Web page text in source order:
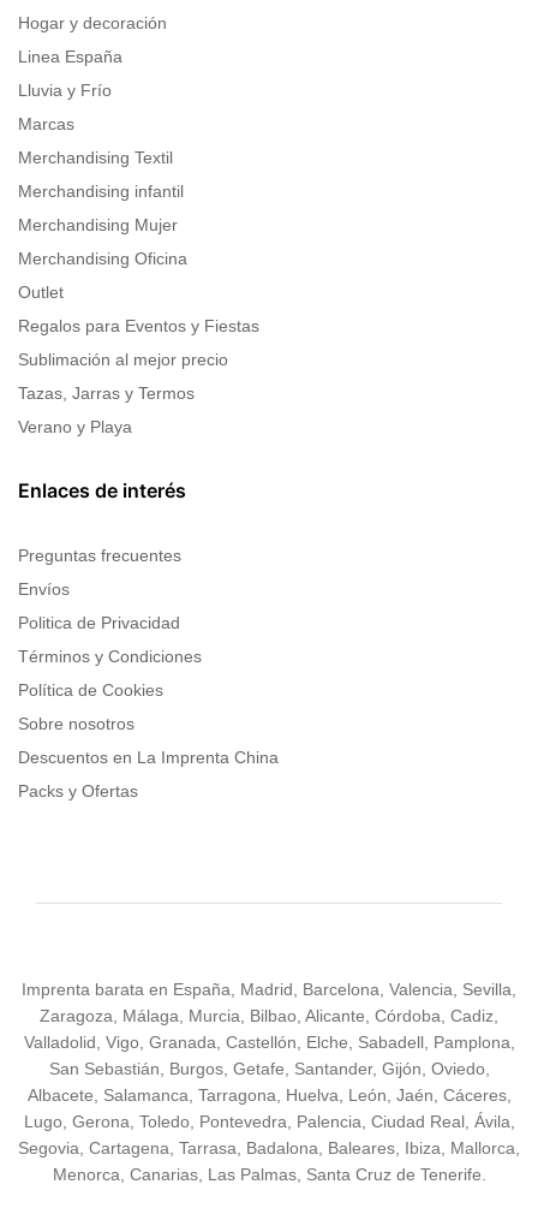
Hogar y decoración
Linea España
Lluvia y Frío
Marcas
Merchandising Textil
Merchandising infantil
Merchandising Mujer
Merchandising Oficina
Outlet
Regalos para Eventos y Fiestas
Sublimación al mejor precio
Tazas, Jarras y Termos
Verano y Playa
Enlaces de interés
Preguntas frecuentes
Envíos
Politica de Privacidad
Términos y Condiciones
Política de Cookies
Sobre nosotros
Descuentos en La Imprenta China
Packs y Ofertas
Imprenta barata en España, Madrid, Barcelona, Valencia, Sevilla,
Zaragoza, Málaga, Murcia, Bilbao, Alicante, Córdoba, Cadiz,
Valladolid, Vigo, Granada, Castellón, Elche, Sabadell, Pamplona,
San Sebastián, Burgos, Getafe, Santander, Gijón, Oviedo,
Albacete, Salamanca, Tarragona, Huelva, León, Jaén, Cáceres,
Lugo, Gerona, Toledo, Pontevedra, Palencia, Ciudad Real, Ávila,
Segovia, Cartagena, Tarrasa, Badalona, Baleares, Ibiza, Mallorca,
Menorca, Canarias, Las Palmas, Santa Cruz de Tenerife.